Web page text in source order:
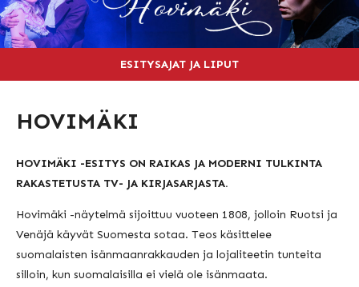
YHTEYSTIEDOT
ESITYSAJAT JA LIPUT
HOVIMÄKI
HOVIMÄKI -ESITYS ON RAIKAS JA MODERNI TULKINTA
RAKASTETUSTA TV- JA KIRJASARJASTA.
Hovimäki -näytelmä sijoittuu vuoteen 1808, jolloin Ruotsi ja
Venäjä käyvät Suomesta sotaa. Teos käsittelee
suomalaisten isänmaanrakkauden ja lojaliteetin tunteita
silloin, kun suomalaisilla ei vielä ole isänmaata.